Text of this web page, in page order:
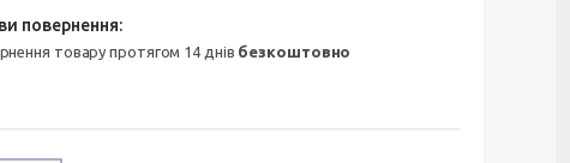
товару протягом 14 днів безкоштовно